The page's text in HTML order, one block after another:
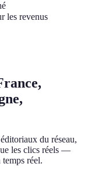
les revenus
du réseau,
les clics réels —
réel.